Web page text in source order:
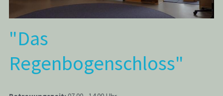
"Das
Regenbogenschloss"